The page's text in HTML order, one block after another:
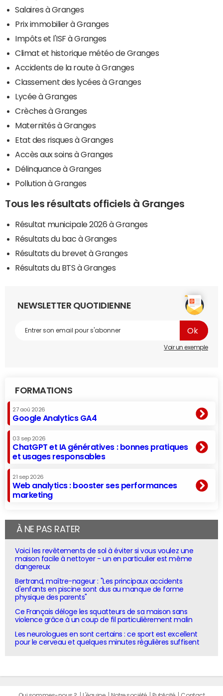
Salaires à Granges
Prix immobilier à Granges
Impôts et l'ISF à Granges
Climat et historique météo de Granges
Accidents de la route à Granges
Classement des lycées à Granges
Lycée à Granges
Crèches à Granges
Maternités à Granges
Etat des risques à Granges
Accès aux soins à Granges
Délinquance à Granges
Pollution à Granges
Tous les résultats officiels à Granges
Résultat municipale 2026 à Granges
Résultats du bac à Granges
Résultats du brevet à Granges
Résultats du BTS à Granges
NEWSLETTER QUOTIDIENNE
Voir un exemple
FORMATIONS
27 aoû 2026
Google Analytics GA4
03 sep 2026
ChatGPT et IA génératives : bonnes pratiques
et usages responsables
21 sep 2026
Web analytics : booster ses performances
marketing
À NE PAS RATER
Voici les revêtements de sol à éviter si vous voulez une
maison facile à nettoyer - un en particulier est même
dangereux
Bertrand, maître-nageur : "Les principaux accidents
d'enfants en piscine sont dus au manque de forme
physique des parents"
Ce Français déloge les squatteurs de sa maison sans
violence grâce à un coup de fil particulièrement malin
Les neurologues en sont certains : ce sport est excellent
pour le cerveau et quelques minutes régulières suffisent